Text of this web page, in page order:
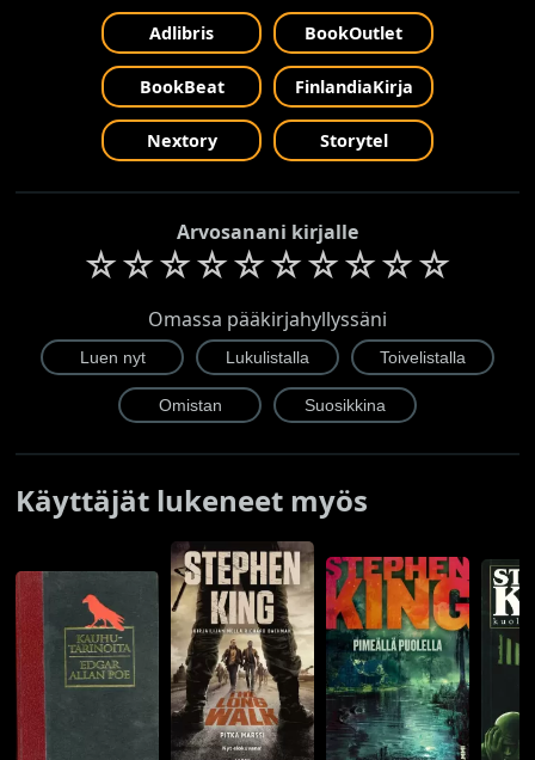
Adlibris BookOutlet
BookBeat FinlandiaKirja
Nextory Storytel
Arvosanani kirjalle
☆☆☆☆☆☆☆☆☆☆
Omassa pääkirjahyllyssäni
Käyttäjät lukeneet myös